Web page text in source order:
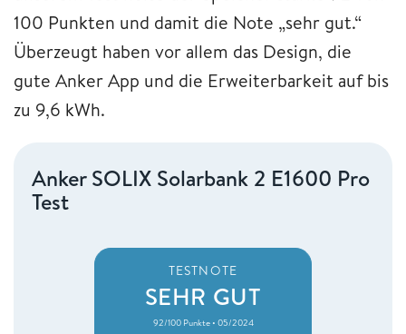
100 Punkten und damit die Note „sehr gut.“
Überzeugt haben vor allem das Design, die
gute Anker App und die Erweiterbarkeit auf bis
zu 9,6 kWh.
Anker SOLIX Solarbank 2 E1600 Pro
Test
TESTNOTE
SEHR GUT
92/100 Punkte • 05/2024